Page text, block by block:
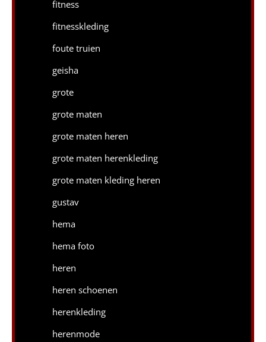
fitness
fitnesskleding
foute truien
geisha
grote
grote maten
grote maten heren
grote maten herenkleding
grote maten kleding heren
gustav
hema
hema foto
heren
heren schoenen
herenkleding
herenmode